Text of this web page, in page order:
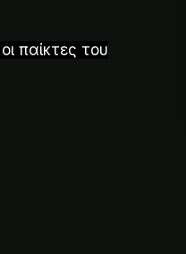
παίκτες του